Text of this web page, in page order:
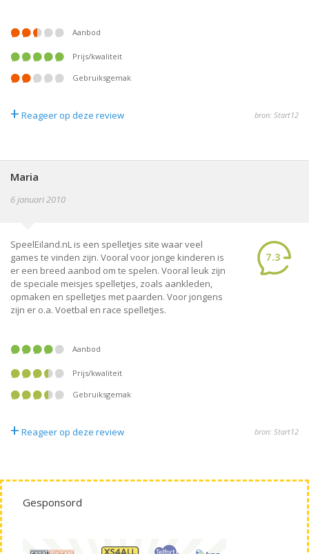
Aanbod
Prijs/kwaliteit
Gebruiksgemak
+ Reageer op deze review bron: Start12
Maria
6 januari 2010
SpeelEiland.nL is een spelletjes site waar veel
games te vinden zijn. Vooral voor jonge kinderen is
er een breed aanbod om te spelen. Vooral leuk zijn
de speciale meisjes spelletjes, zoals aankleden,
opmaken en spelletjes met paarden. Voor jongens
zijn er o.a. Voetbal en race spelletjes.
7.3
Aanbod
Prijs/kwaliteit
Gebruiksgemak
+ Reageer op deze review bron: Start12
Gesponsord